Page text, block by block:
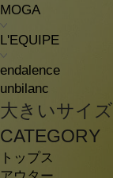
MOGA
L'EQUIPE
endalence
unbilanc
大きいサイズ
CATEGORY
トップス